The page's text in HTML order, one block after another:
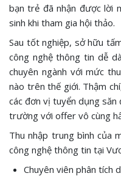
bạn trẻ đã nhận được lời
sinh khi tham gia hội thảo.
Sau tốt nghiệp, sở hữu
công nghệ thông tin dễ
chuyên ngành với mức
nào trên thế giới. Thậm
các đơn vị tuyển dụng săn
trường với offer vô cùng
Thu nhập trung bình của
công nghệ thông tin tại
Chuyên viên phân tích